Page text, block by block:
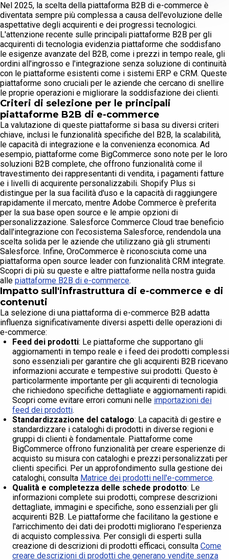
Nel 2025, la scelta della piattaforma B2B di e-commerce è
diventata sempre più complessa a causa dell'evoluzione delle
aspettative degli acquirenti e dei progressi tecnologici.
L'attenzione recente sulle principali piattaforme B2B per gli
acquirenti di tecnologia evidenzia piattaforme che soddisfano
le esigenze avanzate del B2B, come i prezzi in tempo reale, gli
ordini all'ingrosso e l'integrazione senza soluzione di continuità
con le piattaforme esistenti come i sistemi ERP e CRM. Queste
piattaforme sono cruciali per le aziende che cercano di snellire
le proprie operazioni e migliorare la soddisfazione dei clienti.
Criteri di selezione per le principali
piattaforme B2B di e-commerce
La valutazione di queste piattaforme si basa su diversi criteri
chiave, inclusi le funzionalità specifiche del B2B, la scalabilità,
le capacità di integrazione e la convenienza economica. Ad
esempio, piattaforme come BigCommerce sono note per le loro
soluzioni B2B complete, che offrono funzionalità come il
travestimento dei rappresentanti di vendita, i pagamenti fatture
e i livelli di acquirente personalizzabili. Shopify Plus si
distingue per la sua facilità d'uso e la capacità di raggiungere
rapidamente il mercato, mentre Adobe Commerce è preferita
per la sua base open source e le ampie opzioni di
personalizzazione. Salesforce Commerce Cloud trae beneficio
dall'integrazione con l'ecosistema Salesforce, rendendola una
scelta solida per le aziende che utilizzano già gli strumenti
Salesforce. Infine, OroCommerce è riconosciuta come una
piattaforma open source leader con funzionalità CRM integrate.
Scopri di più su queste e altre piattaforme nella nostra guida
alle piattaforme B2B di e-commerce.
Impatto sull'infrastruttura di e-commerce e di
contenuti
La selezione di una piattaforma di e-commerce B2B adatta
influenza significativamente diversi aspetti delle operazioni di
e-commerce:
Feed dei prodotti: Le piattaforme che supportano gli
aggiornamenti in tempo reale e i feed dei prodotti complessi
sono essenziali per garantire che gli acquirenti B2B ricevano
informazioni accurate e tempestive sui prodotti. Questo è
particolarmente importante per gli acquirenti di tecnologia
che richiedono specifiche dettagliate e aggiornamenti rapidi.
Scopri come evitare errori comuni nelle importazioni dei
feed dei prodotti.
Standardizzazione del catalogo: La capacità di gestire e
standardizzare i cataloghi di prodotti in diverse regioni e
gruppi di clienti è fondamentale. Piattaforme come
BigCommerce offrono funzionalità per creare esperienze di
acquisto su misura con cataloghi e prezzi personalizzati per
clienti specifici. Per un approfondimento sulla gestione dei
cataloghi, consulta Matrice dei prodotti nell'e-commerce.
Qualità e completezza delle schede prodotto: Le
informazioni complete sui prodotti, comprese descrizioni
dettagliate, immagini e specifiche, sono essenziali per gli
acquirenti B2B. Le piattaforme che facilitano la gestione e
l'arricchimento dei dati dei prodotti migliorano l'esperienza
di acquisto complessiva. Per consigli di esperti sulla
creazione di descrizioni di prodotti efficaci, consulta Come
creare descrizioni di prodotti che generano vendite senza